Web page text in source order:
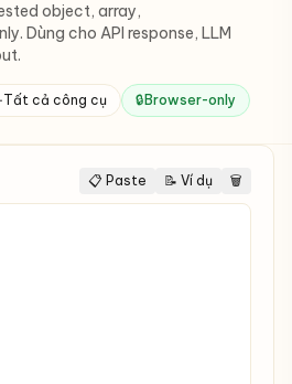
object, array,
Dùng cho API response, LLM
Tất cả công cụ 🔒 Browser-only
📋 Paste 📝 Ví dụ 🗑